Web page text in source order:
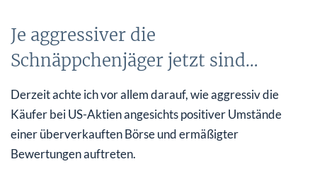
Je aggressiver die
Schnäppchenjäger jetzt sind…
Derzeit achte ich vor allem darauf, wie aggressiv die
Käufer bei US-Aktien angesichts positiver Umstände
einer überverkauften Börse und ermäßigter
Bewertungen auftreten.